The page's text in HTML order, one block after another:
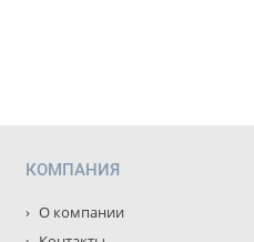
КОМПАНИЯ
О компании